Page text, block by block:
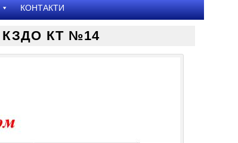
КОНТАКТИ
КЗДО КТ №14